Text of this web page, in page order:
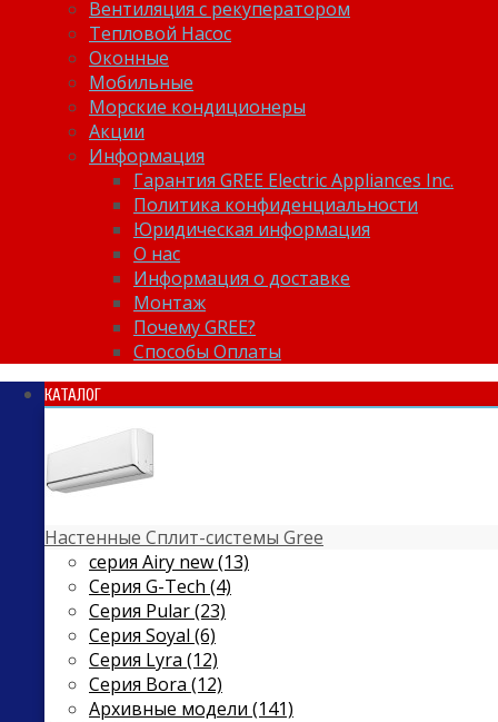
Вентиляция с рекуператором
Тепловой Насос
Оконные
Мобильные
Морские кондиционеры
Акции
Информация
Гарантия GREE Electric Appliances Inc.
Политика конфиденциальности
Юридическая информация
О нас
Информация о доставке
Монтаж
Почему GREE?
Способы Оплаты
КАТАЛОГ
Настенные Сплит-системы Gree
серия Airy new (13)
Серия G-Tech (4)
Серия Pular (23)
Cерия Soyal (6)
Серия Lyra (12)
Серия Bora (12)
Архивные модели (141)